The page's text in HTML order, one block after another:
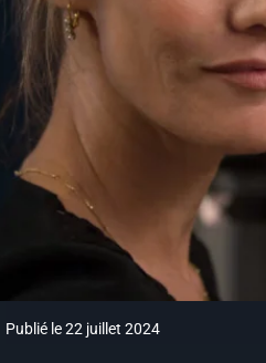
Publié le 22 juillet 2024